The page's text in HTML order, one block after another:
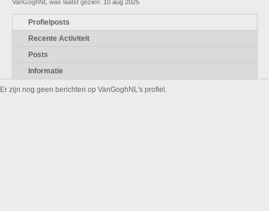
VanGoghNL was laatst gezien: 10 aug 2025
Profielposts
Recente Activiteit
Posts
Informatie
Er zijn nog geen berichten op VanGoghNL's profiel.